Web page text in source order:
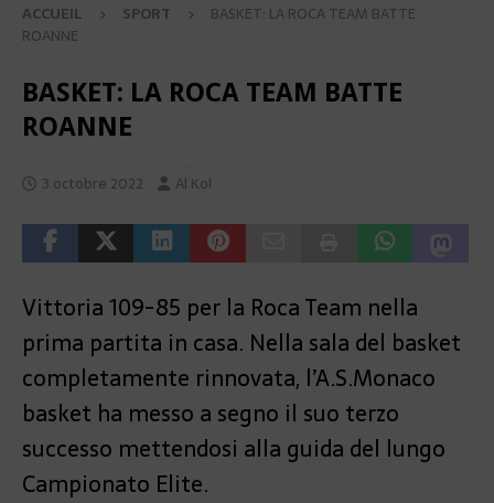
ACCUEIL SPORT
BASKET: LA ROCA TEAM BATTE
ROANNE
BASKET: LA ROCA TEAM BATTE
ROANNE
3 octobre 2022 Al Kol
Vittoria 109-85 per la Roca Team nella
prima partita in casa. Nella sala del basket
completamente rinnovata, l’A.S.Monaco
basket ha messo a segno il suo terzo
successo mettendosi alla guida del lungo
Campionato Elite.